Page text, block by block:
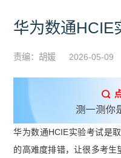
华为数通HCIE
责编：胡媛 2026-05-09
华为数通HCIE实验考试是
的高难度排错，让很多考生